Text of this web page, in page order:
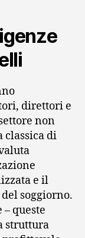
direttori e
non
classica di
e il
soggiorno.
queste
struttura